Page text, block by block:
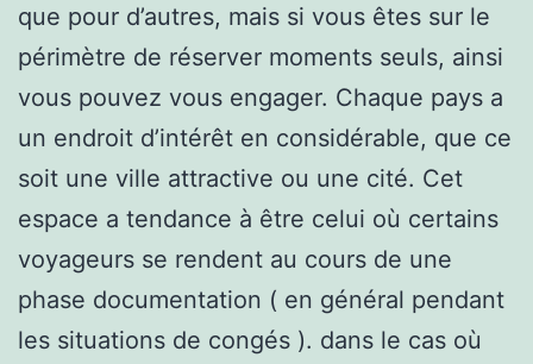
que pour d’autres, mais si vous êtes sur le
périmètre de réserver moments seuls, ainsi
vous pouvez vous engager. Chaque pays a
un endroit d’intérêt en considérable, que ce
soit une ville attractive ou une cité. Cet
espace a tendance à être celui où certains
voyageurs se rendent au cours de une
phase documentation ( en général pendant
les situations de congés ). dans le cas où